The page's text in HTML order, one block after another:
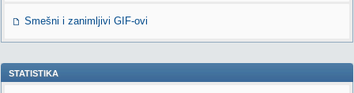
Smešni i zanimljivi GIF-ovi
STATISTIKA